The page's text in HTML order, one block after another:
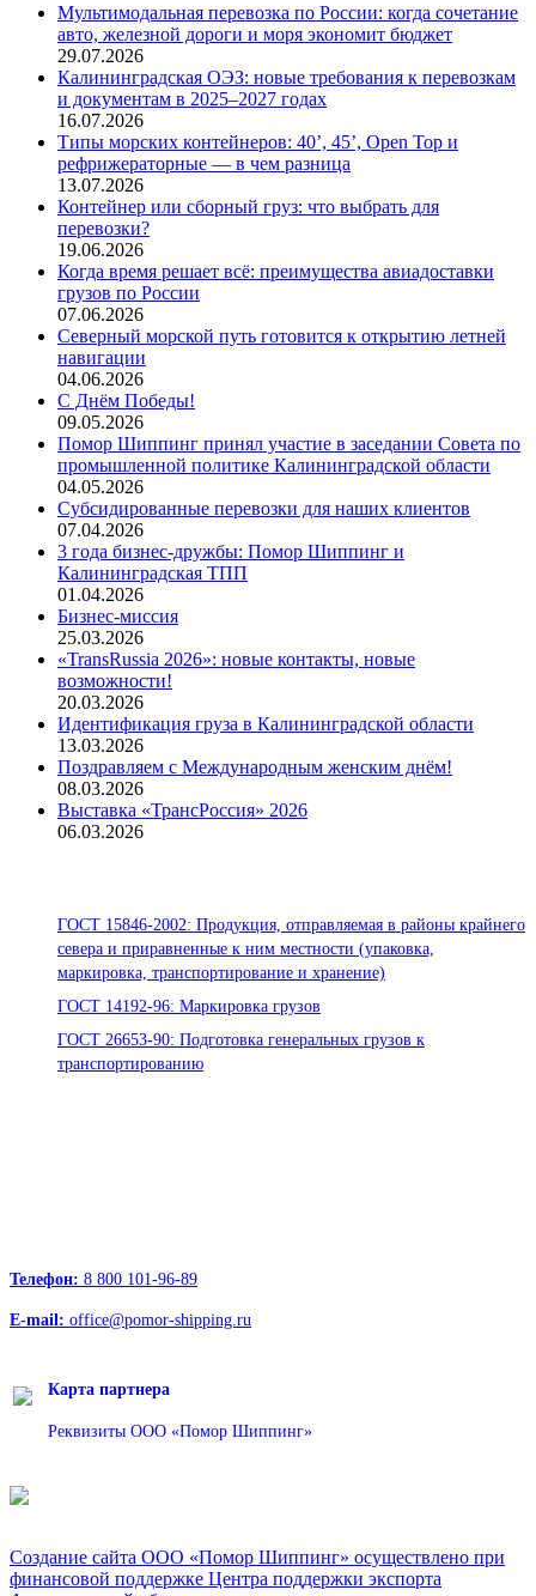
Мультимодальная перевозка по России: когда сочетание
авто, железной дороги и моря экономит бюджет
29.07.2026
Калининградская ОЭЗ: новые требования к перевозкам
и документам в 2025–2027 годах
16.07.2026
Типы морских контейнеров: 40’, 45’, Open Top и
рефрижераторные — в чем разница
13.07.2026
Контейнер или сборный груз: что выбрать для
перевозки?
19.06.2026
Когда время решает всё: преимущества авиадоставки
грузов по России
07.06.2026
Северный морской путь готовится к открытию летней
навигации
04.06.2026
С Днём Победы!
09.05.2026
Помор Шиппинг принял участие в заседании Совета по
промышленной политике Калининградской области
04.05.2026
Субсидированные перевозки для наших клиентов
07.04.2026
3 года бизнес-дружбы: Помор Шиппинг и
Калининградская ТПП
01.04.2026
Бизнес-миссия
25.03.2026
«TransRussia 2026»: новые контакты, новые
возможности!
20.03.2026
Идентификация груза в Калининградской области
13.03.2026
Поздравляем с Международным женским днём!
08.03.2026
Выставка «ТрансРоссия» 2026
06.03.2026
ГОСТ 15846-2002: Продукция, отправляемая в районы крайнего
севера и приравненные к ним местности (упаковка,
маркировка, транспортирование и хранение)
ГОСТ 14192-96: Маркировка грузов
ГОСТ 26653-90: Подготовка генеральных грузов к
транспортированию
Телефон: 8 800 101-96-89
E-mail: office@pomor-shipping.ru
Карта партнера
Реквизиты ООО «Помор Шиппинг»
Создание сайта ООО «Помор Шиппинг» осуществлено при
финансовой поддержке Центра поддержки экспорта